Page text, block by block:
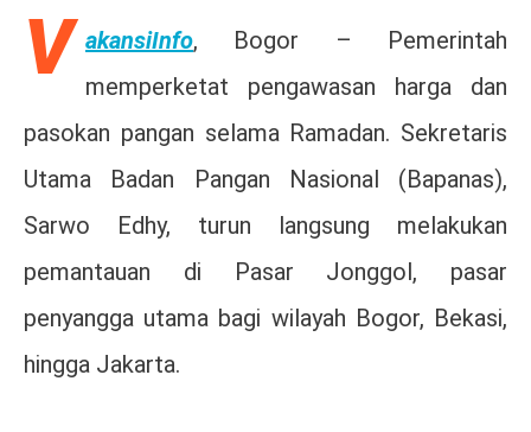
V akansiInfo, Bogor – Pemerintah
memperketat pengawasan harga dan
pasokan pangan selama Ramadan. Sekretaris
Utama Badan Pangan Nasional (Bapanas),
Sarwo Edhy, turun langsung melakukan
pemantauan di Pasar Jonggol, pasar
penyangga utama bagi wilayah Bogor, Bekasi,
hingga Jakarta.